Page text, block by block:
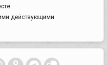
действующими